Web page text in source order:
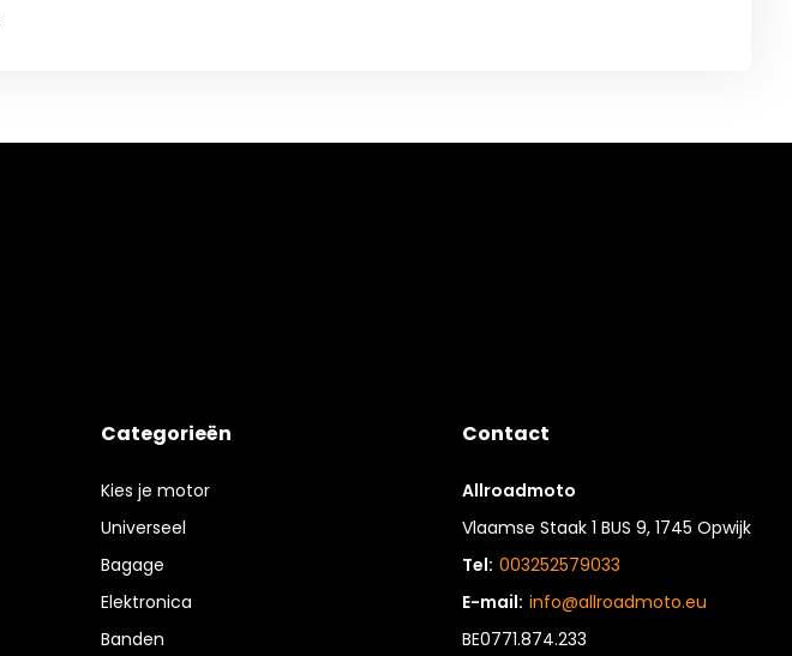
Categorieën
Kies je motor
Universeel
Bagage
Elektronica
Banden
Contact
Allroadmoto
Vlaamse Staak 1 BUS 9, 1745 Opwijk
Tel: 003252579033
E-mail: info@allroadmoto.eu
BE0771.874.233